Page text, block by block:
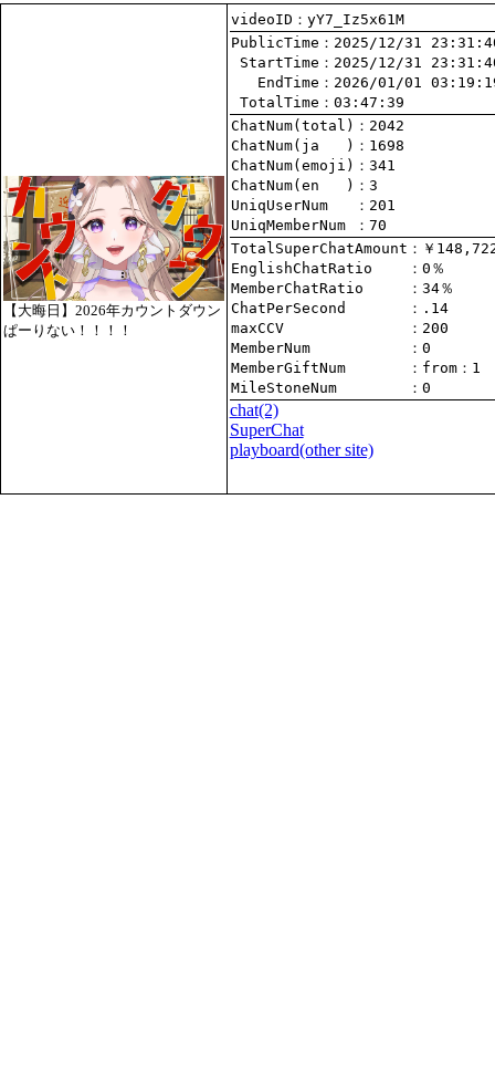
【大晦日】2026年カウントダウン
ぱーりない！！！！
videoID：yY7_Iz5x61M
PublicTime
StartTime
   EndTime
TotalTime ：03:47:39
ChatNum(total)
ChatNum(ja   )
ChatNum(emoji)
ChatNum(en   )
UniqUserNum
：201
UniqMemberNum
：70
TotalSuperChatAmount
EnglishChatRatio
MemberChatRatio
ChatPerSecond
maxCCV
：200
MemberNum
：0
MemberGiftNum
： from ：1
MileStoneNum
：0
chat(2)
SuperChat
playboard(other site)